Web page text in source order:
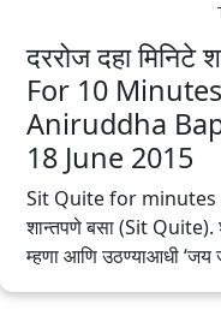
दररोज दहा
For 10
Aniruddha
18 June 2015
Sit Quite for minutes -
शान्तपणे बसा (Sit Quite).
म्हणा आणि उठण्याआधी ‘जय